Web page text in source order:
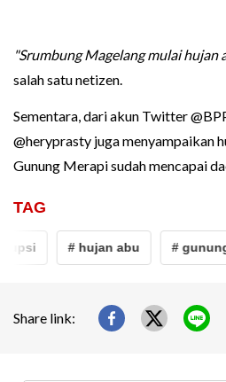
"Srumbung Magelang mulai hujan
salah satu netizen.
Sementara, dari akun Twitter
@heryprasty juga menyampaikan
Gunung Merapi sudah mencapai
TAG
# hujan abu #
Share link: